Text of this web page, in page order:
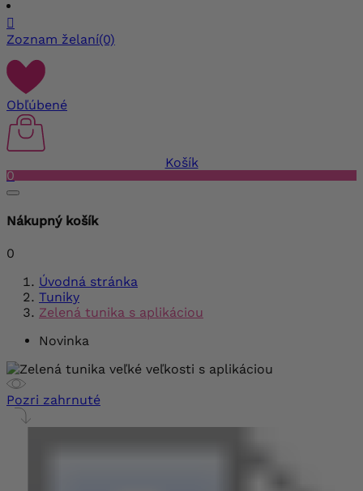

Zoznam želaní(0)
Obľúbené
Košík
0
Nákupný košík
0
Úvodná stránka
Tuniky
Zelená tunika s aplikáciou
Novinka
Pozri zahrnuté